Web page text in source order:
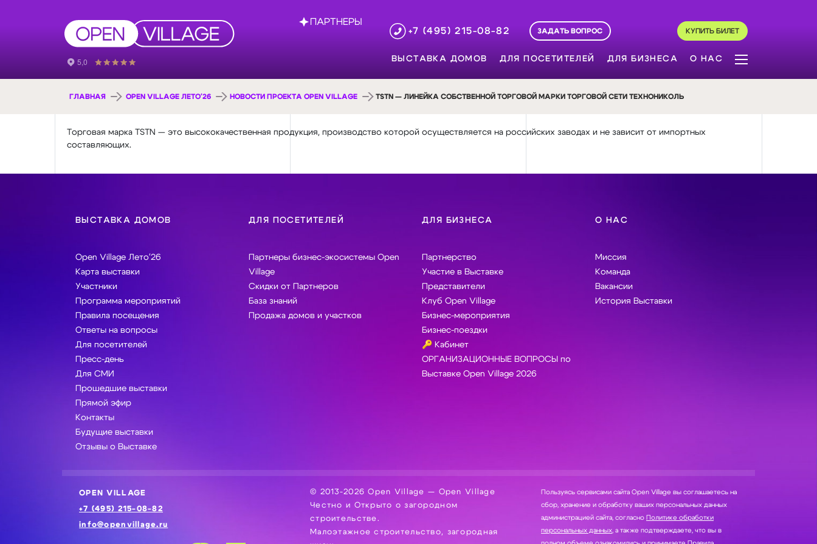
ПАРТНЕРЫ
+7 (495) 215-08-82
ЗАДАТЬ ВОПРОС КУПИТЬ БИЛЕТ
ВЫСТАВКА ДОМОВ ДЛЯ ПОСЕТИТЕЛЕЙ ДЛЯ БИЗНЕСА О НАС
ГЛАВНАЯ OPEN VILLAGE ЛЕТО'26 НОВОСТИ ПРОЕКТА OPEN VILLAGE ТSTN — ЛИНЕЙКА СОБСТВЕННОЙ ТОРГОВОЙ МАРКИ ТОРГОВОЙ СЕТИ ТЕХНОНИКОЛЬ
Торговая марка TSTN — это высококачественная продукция, производство которой осуществляется на российских заводах и не зависит от импортных
составляющих.
ВЫСТАВКА ДОМОВ
Open Village Лето'26
Карта выставки
Участники
Программа мероприятий
Правила посещения
Ответы на вопросы
Для посетителей
Пресс-день
Для СМИ
Прошедшие выставки
Прямой эфир
Контакты
Будущие выставки
Отзывы о Выставке
ДЛЯ ПОСЕТИТЕЛЕЙ
Партнеры бизнес-экосистемы Open
Village
Скидки от Партнеров
База знаний
Продажа домов и участков
ДЛЯ БИЗНЕСА
Партнерство
Участие в Выставке
Представители
Клуб Open Village
Бизнес-мероприятия
Бизнес-поездки
🔑 Кабинет
ОРГАНИЗАЦИОННЫЕ ВОПРОСЫ по
Выставке Open Village 2026
О НАС
Миссия
Команда
Вакансии
История Выставки
OPEN VILLAGE
+7 (495) 215-08-82
info@openvillage.ru
© 2013-2026 Open Village — Open Village
Честно и Открыто о загородном
строительстве.
Малоэтажное строительство, загородная
Пользуясь сервисами сайта Open Village вы соглашаетесь на
сбор, хранение и обработку ваших персональных данных
администрацией сайта, согласно Политике обработки
персональных данных , а также подтверждаете, что вы в